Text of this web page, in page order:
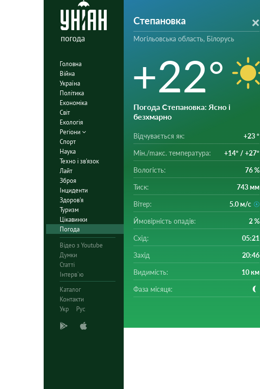
погода
Головна
Війна
Україна
Політика
Економіка
Світ
Екологія
Регіони
Спорт
Наука
Техно і зв'язок
Лайт
Зброя
Інциденти
Здоров'я
Туризм
Цікавинки
Погода
Відео з Youtube
Думки
Статті
Інтерв`ю
Каталог
Контакти
Укр
Рус
Степановка
Могільовська область, Білорусь
+22°
Погода Степановка: Ясно і
безхмарно
Відчувається як: +23 °
Мін./mакс. температура: +14° / +27°
Вологість: 76 %
Тиск: 743 мм
Вітер: 5.0 м/с
Ймовірність опадів: 2 %
Схід: 05:21
Захід 20:46
Видимість: 10 км
Фаза місяця: